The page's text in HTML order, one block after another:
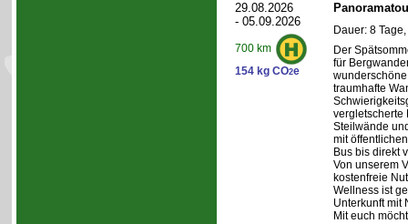
29.08.2026
- 05.09.2026
700 km
154 kg CO2e
Dauer: 8
Der
für
traumhafte
vergletscherte
Steilwände
mit
Bus bis direkt
Von unserem
kostenfreie
Wellness ist
Unterkunft mit
Mit euch